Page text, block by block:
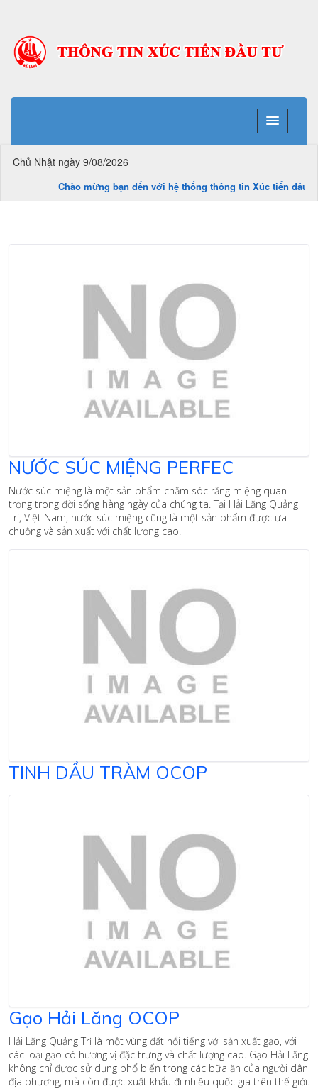
Chủ Nhật ngày 9/08/2026
Chào mừng bạn đến với hệ thống thông tin Xúc tiến đầu tư
NƯỚC SÚC MIỆNG PERFEC
Nước súc miệng là một sản phẩm chăm sóc răng miệng quan
trọng trong đời sống hàng ngày của chúng ta. Tại Hải Lăng Quảng
Trị, Việt Nam, nước súc miệng cũng là một sản phẩm được ưa
chuộng và sản xuất với chất lượng cao.
TINH DẦU TRÀM OCOP
Gạo Hải Lăng OCOP
Hải Lăng Quảng Trị là một vùng đất nổi tiếng với sản xuất gạo, với
các loại gạo có hương vị đặc trưng và chất lượng cao. Gạo Hải Lăng
không chỉ được sử dụng phổ biến trong các bữa ăn của người dân
địa phương, mà còn được xuất khẩu đi nhiều quốc gia trên thế giới.